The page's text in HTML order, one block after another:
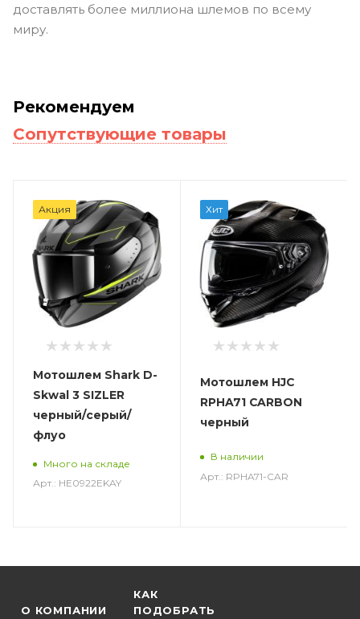
доставлять более миллиона шлемов по всему
миру.
Рекомендуем
Сопутствующие товары
Акция
Мотошлем Shark D-
Skwal 3 SIZLER
черный/серый/
флуо
Много на складе
Арт.: HE0922EKAY
Хит
Мотошлем HJC
RPHA71 CARBON
черный
В наличии
Арт.: RPHA71-CAR
О КОМПАНИИ
КАК
ПОДОБРАТЬ